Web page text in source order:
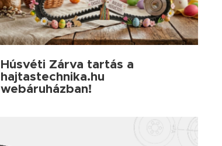
Húsvéti Zárva tartás a
hajtastechnika.hu
webáruházban!